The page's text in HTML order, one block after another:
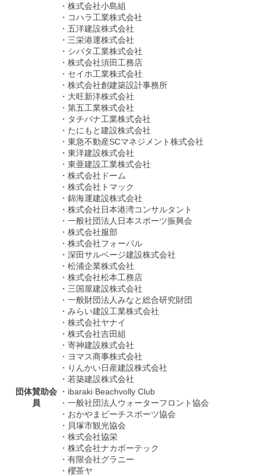
・株式会社小島組
・コハラ工業株式会社
・五洋建設株式会社
・三栄港運株式会社
・シバタ工業株式会社
・株式会社須田工務店
・セイホ工業株式会社
・株式会社創建築設計事務所
・大旺新洋株式会社
・第五工業株式会社
・タチバナ工業株式会社
・たにもと建設株式会社
・東急不動産SCマネジメント株式会社
・東洋建設株式会社
・東亜建設工業株式会社
・株式会社ドーム
・株式会社トマック
・錦海運建設株式会社
・株式会社日本港湾コンサルタント
・一般社団法人日本スポーツ振興会
・株式会社服部
・株式会社フォーバル
・深田サルベージ建設株式会社
・松浦企業株式会社
・株式会社松本工務店
・三国屋建設株式会社
・一般財団法人みなと総合研究財団
・みらい建設工業株式会社
・株式会社ヤナイ
・株式会社吉田組
・寄神建設株式会社
・ヨマス商事株式会社
・りんかい日産建設株式会社
・若築建設株式会社
団体賛助会
員
・ibaraki Beachvolly Club
・一般社団法人ウォーターフロント協会
・おかやまビーチスポーツ協会
・貝塚市観光協会
・株式会社協栄
・株式会社ナカボーテック
・有限会社グラニー
・櫻茶ヤ